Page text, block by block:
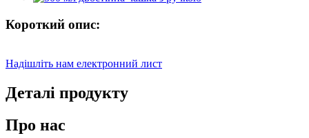
Короткий опис:
Надішліть нам електронний лист
Деталі продукту
Про нас